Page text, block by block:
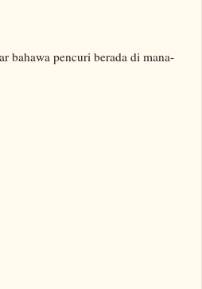
bahawa pencuri berada di mana-